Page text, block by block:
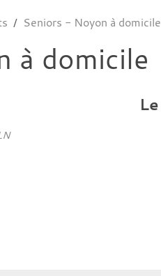
Seniors - Noyon à domicile
à domicile
Le